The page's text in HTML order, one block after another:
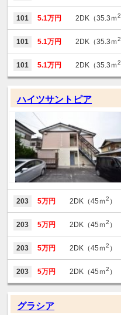
101 5.1万円 2DK（35.3ｍ2
101 5.1万円 2DK（35.3ｍ2
101 5.1万円 2DK（35.3ｍ2
ハイツサントピア
203 5万円 2DK（45ｍ2 ）
203 5万円 2DK（45ｍ2 ）
203 5万円 2DK（45ｍ2 ）
203 5万円 2DK（45ｍ2 ）
グラシア